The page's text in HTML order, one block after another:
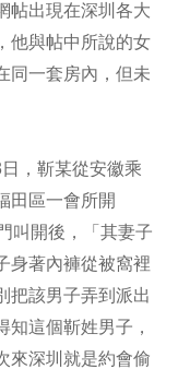
帖出現在深圳各大
他與帖中所說的女
同一套房內，但未
，靳某從安徽乘
田區一會所開
叫開後，「其妻子
身著內褲從被窩裡
把該男子弄到派出
知這個靳姓男子，
來深圳就是約會偷